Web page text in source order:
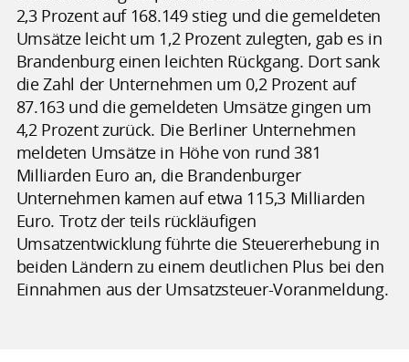
2,3 Prozent auf 168.149 stieg und die gemeldeten
Umsätze leicht um 1,2 Prozent zulegten, gab es in
Brandenburg einen leichten Rückgang. Dort sank
die Zahl der Unternehmen um 0,2 Prozent auf
87.163 und die gemeldeten Umsätze gingen um
4,2 Prozent zurück. Die Berliner Unternehmen
meldeten Umsätze in Höhe von rund 381
Milliarden Euro an, die Brandenburger
Unternehmen kamen auf etwa 115,3 Milliarden
Euro. Trotz der teils rückläufigen
Umsatzentwicklung führte die Steuererhebung in
beiden Ländern zu einem deutlichen Plus bei den
Einnahmen aus der Umsatzsteuer-Voranmeldung.